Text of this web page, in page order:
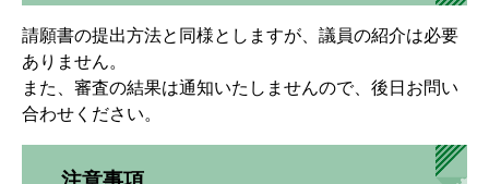
請願書の提出方法と同様としますが、議員の紹介は必要
ありません。
また、審査の結果は通知いたしませんので、後日お問い
合わせください。